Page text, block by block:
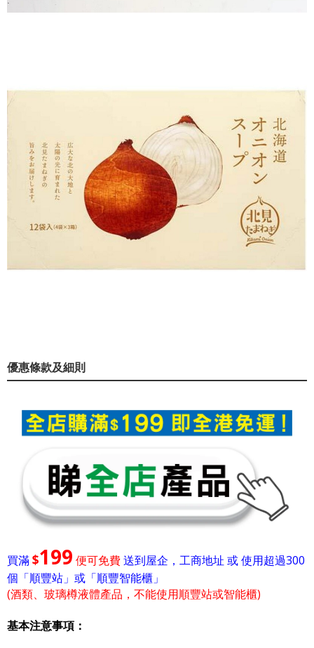
優惠條款及細則
買滿$199 便可免費送到屋企，工商地址 或 使用超過300
個「順豐站」或「順豐智能櫃」
(酒類、玻璃樽液體產品，不能使用順豐站或智能櫃)
基本注意事項：